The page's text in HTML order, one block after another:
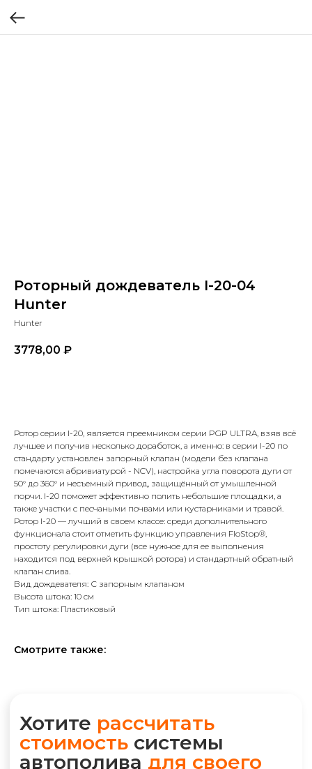
Роторный дождеватель I-20-04
Hunter
Hunter
3778,00 ₽
Ротор серии I-20, является преемником серии PGP ULTRA, взяв всё
лучшее и получив несколько доработок, а именно: в серии I-20 по
стандарту установлен запорный клапан (модели без клапана
помечаются абривиатурой - NCV), настройка угла поворота дуги от
50° до 360° и несъемный привод, защищённый от умышленной
порчи. I-20 поможет эффективно полить небольшие площадки, а
также участки с песчаными почвами или кустарниками и травой.
Ротор I-20 — лучший в своем классе: среди дополнительного
функционала стоит отметить функцию управления FloStop®,
простоту регулировки дуги (все нужное для ее выполнения
находится под верхней крышкой ротора) и стандартный обратный
клапан слива.
Вид дождевателя: С запорным клапаном
Высота штока: 10 см
Тип штока: Пластиковый
Смотрите также:
Хотитерассчитать
стоимостьсистемы
автополивадля своего
участка?
*Используются
собственные
интеллектуальные
технологии
WhatsApp прямо сейчас